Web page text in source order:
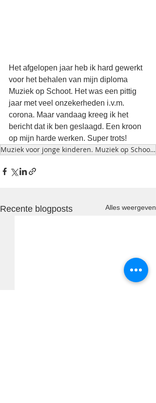
Het afgelopen jaar heb ik hard gewerkt
voor het behalen van mijn diploma
Muziek op Schoot. Het was een pittig
jaar met veel onzekerheden i.v.m.
corona. Maar vandaag kreeg ik het
bericht dat ik ben geslaagd. Een kroon
op mijn harde werken. Super trots!
Muziek voor jonge kinderen. Muziek op Schoot .
Recente blogposts Alles weergeven